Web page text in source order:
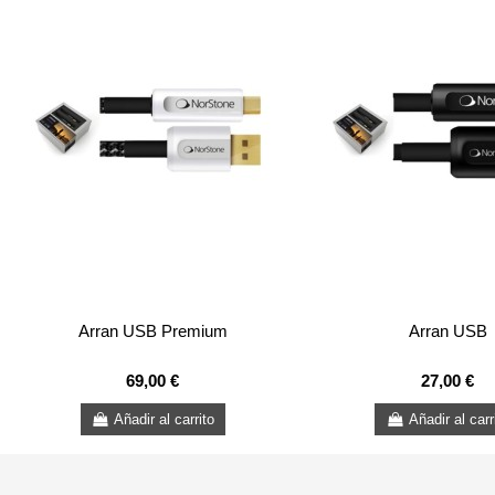
Arran USB Premium
69,00 €
Añadir al carrito
Arran USB
27,00 €
Añadir al